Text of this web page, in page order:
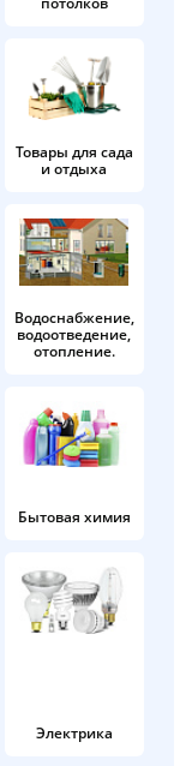
Товары для сада
и отдыха
Водоснабжение,
водоотведение,
отопление.
Бытовая химия
Электрика
раз в 2